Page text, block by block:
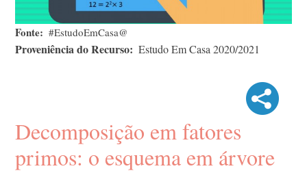
Fonte #EstudoEmCasa@
Proveniência do Recurso Estudo Em Casa 2020/2021
Decomposição em fatores
primos: o esquema em árvore